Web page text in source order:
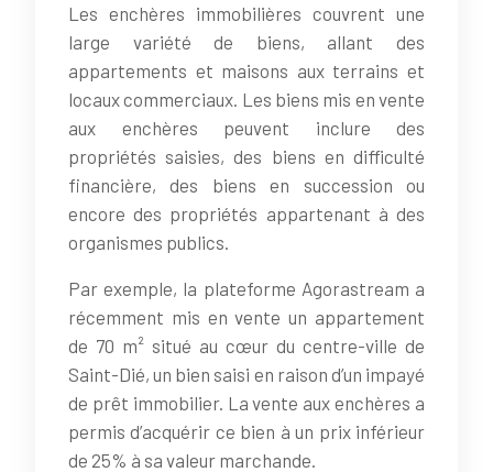
Les enchères immobilières couvrent une
large variété de biens, allant des
appartements et maisons aux terrains et
locaux commerciaux. Les biens mis en vente
aux enchères peuvent inclure des
propriétés saisies, des biens en difficulté
financière, des biens en succession ou
encore des propriétés appartenant à des
organismes publics.
Par exemple, la plateforme Agorastream a
récemment mis en vente un appartement
de 70 m² situé au cœur du centre-ville de
Saint-Dié, un bien saisi en raison d’un impayé
de prêt immobilier. La vente aux enchères a
permis d’acquérir ce bien à un prix inférieur
de 25% à sa valeur marchande.